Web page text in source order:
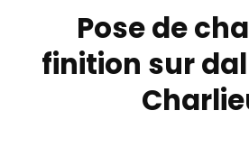
Pose de
finition sur